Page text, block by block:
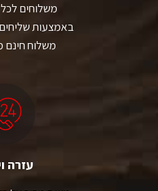
משלוחים
באמצעות
משלוח חינם מעל
עזרה